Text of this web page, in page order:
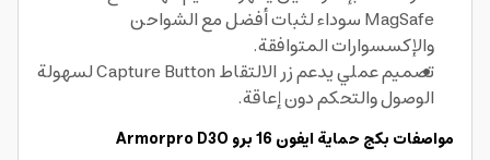
MagSafe سوداء لثبات أفضل مع الشواحن
والإكسسوارات المتوافقة.
تصميم عملي يدعم زر الالتقاط Capture Button لسهولة
الوصول والتحكم دون إعاقة.
مواصفات بكج حماية ايفون 16 برو Armorpro D3O